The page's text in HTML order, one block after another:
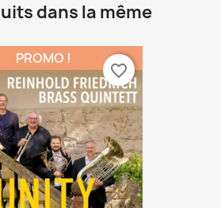
dans la même
PROMO !
favorite_border